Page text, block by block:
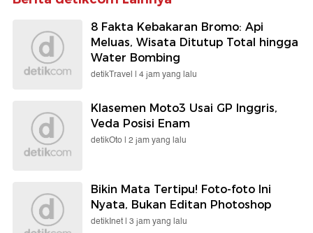
8 Fakta Kebakaran Bromo: Api
Meluas, Wisata Ditutup Total hingga
Water Bombing
detikTravel | 4 jam yang lalu
Klasemen Moto3 Usai GP Inggris,
Veda Posisi Enam
detikOto | 2 jam yang lalu
Bikin Mata Tertipu! Foto-foto Ini
Nyata, Bukan Editan Photoshop
detikInet | 3 jam yang lalu